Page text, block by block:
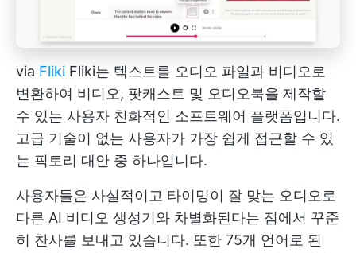
via Fliki Fliki는 텍스트를 오디오 파일과 비디오로
변환하여 비디오, 팟캐스트 및 오디오북을 제작할
수 있는 사용자 친화적인 소프트웨어 플랫폼입니다.
고급 기술이 없는 사용자가 가장 쉽게 접근할 수 있
는 픽토리 대안 중 하나입니다.
사용자들은 사실적이고 타이밍이 잘 맞는 오디오로
다른 AI 비디오 생성기와 차별화된다는 점에서 꾸준
히 찬사를 보내고 있습니다. 또한 75개 언어로 된